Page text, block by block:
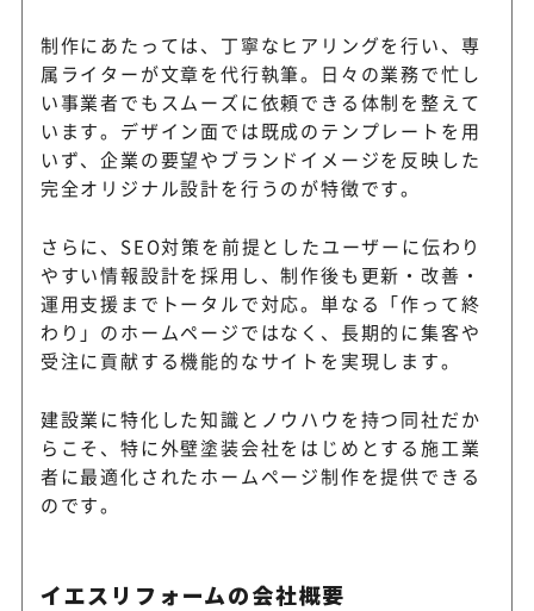
制作にあたっては、丁寧なヒアリングを行い、専
属ライターが文章を代行執筆。日々の業務で忙し
い事業者でもスムーズに依頼できる体制を整えて
います。デザイン面では既成のテンプレートを用
いず、企業の要望やブランドイメージを反映した
完全オリジナル設計を行うのが特徴です。
さらに、SEO対策を前提としたユーザーに伝わり
やすい情報設計を採用し、制作後も更新・改善・
運用支援までトータルで対応。単なる「作って終
わり」のホームページではなく、長期的に集客や
受注に貢献する機能的なサイトを実現します。
建設業に特化した知識とノウハウを持つ同社だか
らこそ、特に外壁塗装会社をはじめとする施工業
者に最適化されたホームページ制作を提供できる
のです。
イエスリフォームの会社概要